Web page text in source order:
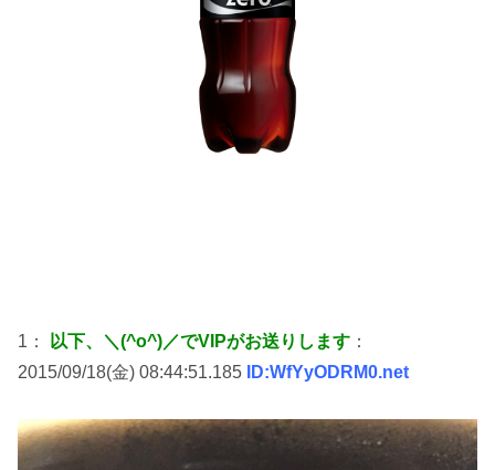
1： 以下、＼(^o^)／でVIPがお送りします ：
2015/09/18(金) 08:44:51.185
ID:WfYyODRM0.net